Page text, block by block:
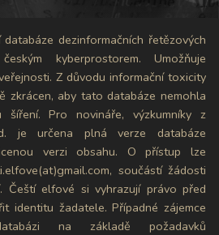
dezinformačních řetězových
kyberprostorem. Umožňuje
Z důvodu informační toxicity
zkrácen, aby tato databáze nemohla
Pro novináře, výzkumníky z
je určena plná verze databáze
verzi obsahu. O přístup lze
součástí žádosti
Čeští elfové si vyhrazují právo před
identitu žadatele. Případné zájemce
na základě požadavků